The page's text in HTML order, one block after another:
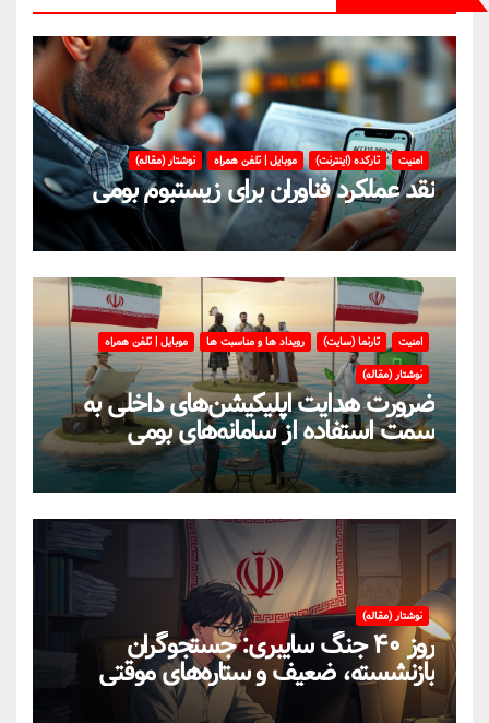
امنیت تارکده (اینترنت) موبایل | تلفن همراه نوشتار (مقاله)
نقد عملکرد فناوران برای زیستبوم بومی
امنیت تارنما (سایت) رویداد ها و مناسبت ها
موبایل | تلفن همراه
نوشتار (مقاله)
ضرورت هدایت اپلیکیشن‌های داخلی به
سمت استفاده از سامانه‌های بومی
نوشتار (مقاله)
روز ۴۰ جنگ سایبری: جستجوگران
بازنشسته، ضعیف و ستاره‌های موقتی
ایران در بحران اینترنت!